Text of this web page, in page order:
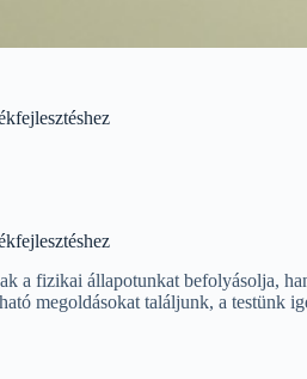
a fizikai állapotunkat befolyásolja,
megoldásokat találjunk, a testünk